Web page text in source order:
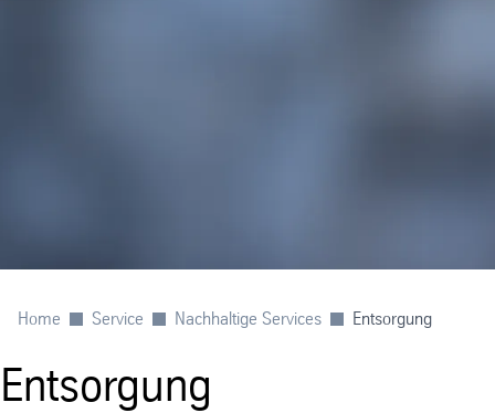
Home Service Nachhaltige Services Entsorgung
Entsorgung